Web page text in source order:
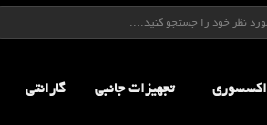
اکسسوری تجهيزات جانبي گارانتی